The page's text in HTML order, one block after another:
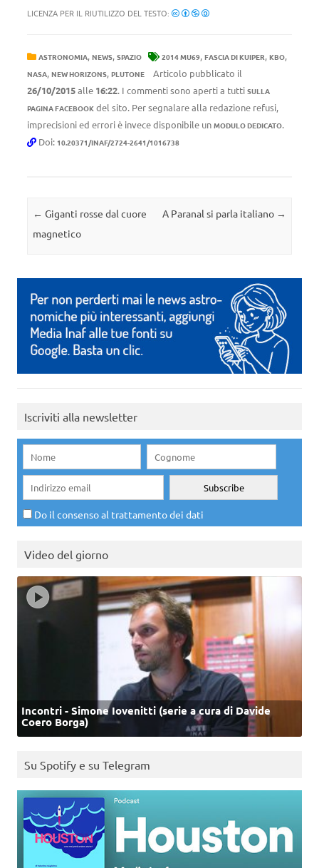
LICENZA PER IL RIUTILIZZO DEL TESTO:
ASTRONOMIA, NEWS, SPAZIO 2014 MU69, FASCIA DI KUIPER, KBO,
NASA, NEW HORIZONS, PLUTONE
Articolo pubblicato il
26/10/2015alle 16:22. I commenti sono aperti a tutti SULLA
PAGINA FACEBOOK del sito. Per segnalare alla redazione refusi,
imprecisioni ed errori è invece disponibile un MODULO DEDICATO.
Doi: 10.20371/INAF/2724-2641/1016738
Navigazione articolo
← Giganti rosse dal cuore
magnetico
A Paranal si parla italiano →
Iscriviti alla newsletter
Do il consenso al trattamento dei dati
Video del giorno
Incontri - Simone Iovenitti (serie a cura di Davide
Coero Borga)
Su Spotify e su Telegram